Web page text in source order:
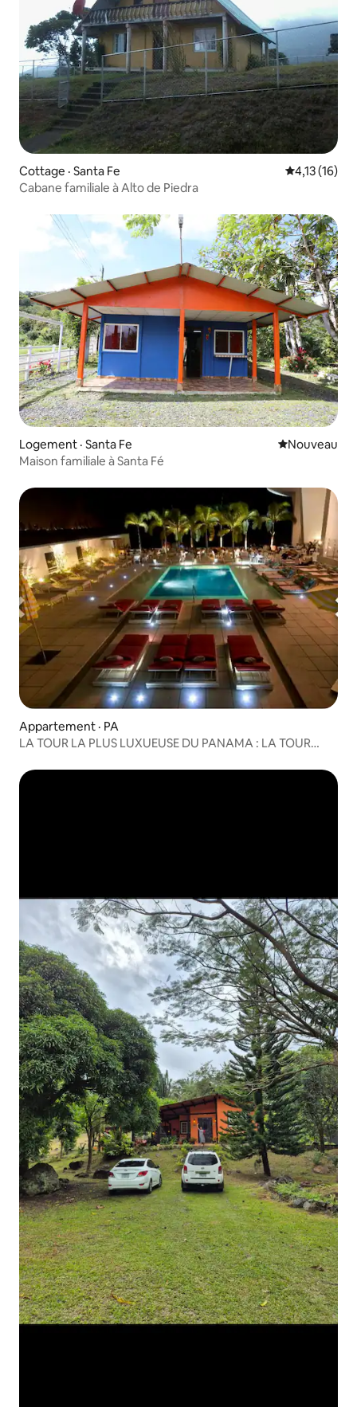
Cottage · Santa Fe Note
4,13 (16)
Cabane familiale à Alto de Piedra
Logement · Santa Fe Nouvel
Nouveau
Maison familiale à Santa Fé
Appartement · PA
LA TOUR LA PLUS LUXUEUSE DU PANAMA : LA TOUR